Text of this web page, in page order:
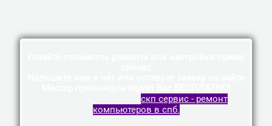
скп сервис - ремонт
компьютеров в спб.